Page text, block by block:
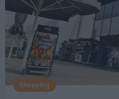
Shopping